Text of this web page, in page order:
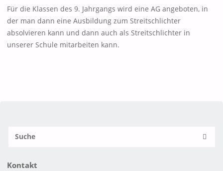
Für die Klassen des 9. Jahrgangs wird eine AG angeboten, in
der man dann eine Ausbildung zum Streitschlichter
absolvieren kann und dann auch als Streitschlichter in
unserer Schule mitarbeiten kann.
Kontakt